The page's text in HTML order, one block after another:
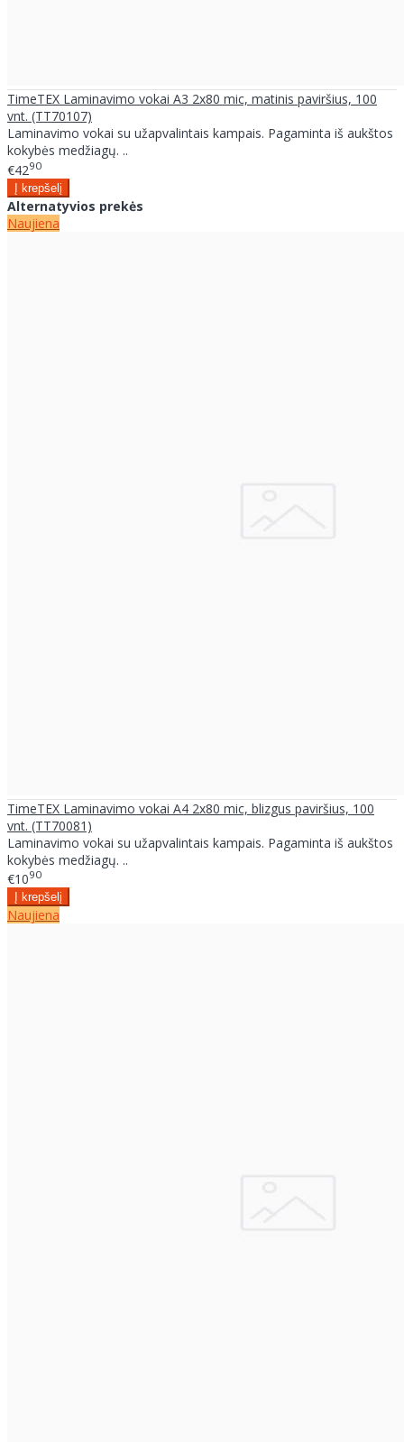
TimeTEX Laminavimo vokai A3 2x80 mic, matinis paviršius, 100
vnt. (TT70107)
Laminavimo vokai su užapvalintais kampais. Pagaminta iš aukštos
kokybės medžiagų. ..
€4290
Alternatyvios prekės
Naujiena
TimeTEX Laminavimo vokai A4 2x80 mic, blizgus paviršius, 100
vnt. (TT70081)
Laminavimo vokai su užapvalintais kampais. Pagaminta iš aukštos
kokybės medžiagų. ..
€1090
Naujiena